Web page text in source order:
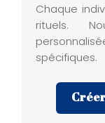
Chaque
rituels.
spécifiques.